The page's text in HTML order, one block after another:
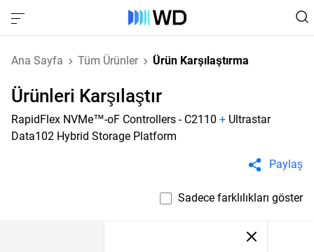
Ana Sayfa Tüm Ürünler Ürün Karşılaştırma
Ürünleri Karşılaştır
RapidFlex NVMe™-oF Controllers - C2110 + Ultrastar
Data102 Hybrid Storage Platform
Paylaş
Sadece farklılıkları göster